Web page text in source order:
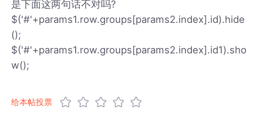
是下面这两句话不对吗?
$('#'+params1.row.groups[params2.index].id).hide
();
$('#'+params1.row.groups[params2.index].id1).sho
w();
给本帖投票